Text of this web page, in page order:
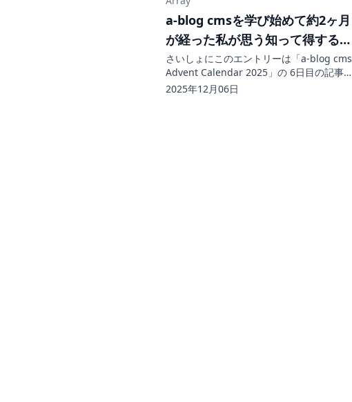
a-blog cmsを学び始めて約2ヶ月
が経った私が思う知って得するこ
と📚
さいしょにこのエントリーは「a-blog cms
Advent Calendar 2025」の 6日目の記事で
す。a-blog cmsを学び始めて約2ヶ月が経
2025年12月06日